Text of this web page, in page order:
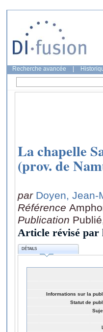
Recherche avancée
La chapelle
(prov. de
par Doyen, Jean-
Référence
Publication
Article révisé par
DÉTAILS
Informations sur la
Statut de